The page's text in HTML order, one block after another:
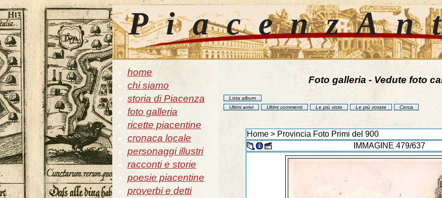
home
chi siamo
storia di Piacenza
foto galleria
ricette piacentine
cronaca locale
personaggi illustri
racconti e storie
poesie piacentine
proverbi e detti
Foto galleria - Vedute foto
Lista album
Ultimi arrivi
Ultimi commenti Le più viste Le più votate Cerca
Home> Provincia Foto Primi del 900
IMMAGINE 479/637